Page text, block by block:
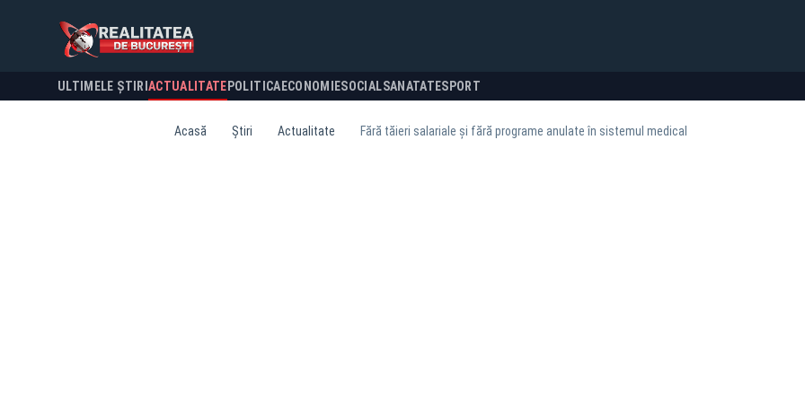
ULTIMELE ȘTIRI ACTUALITATE POLITICA ECONOMIESOCIALSANATATESPORT
Acasă Știri Actualitate Fără tăieri salariale și fără programe anulate în sistemul medical